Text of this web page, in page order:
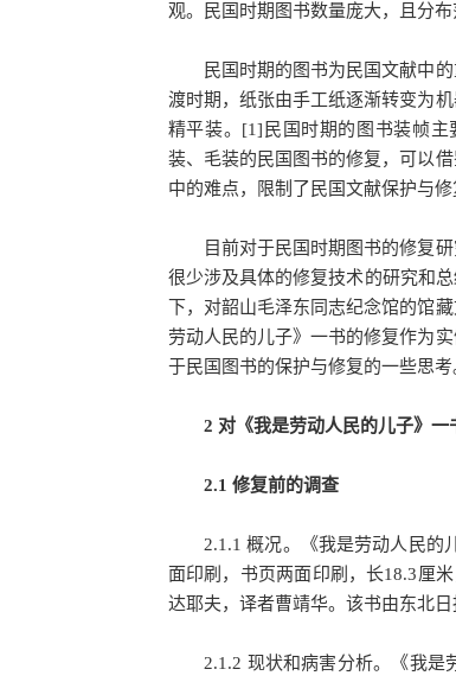
观。民国时期图书数量庞大，且分
民国时期的图书为民国文献中的
渡时期，纸张由手工纸逐渐转变为
精平装。[1]民国时期的图书装帧
装、毛装的民国图书的修复，可以
中的难点，限制了民国文献保护与修
目前对于民国时期图书的修复研
很少涉及具体的修复技术的研究和
下，对韶山毛泽东同志纪念馆的馆
劳动人民的儿子》一书的修复作为
于民国图书的保护与修复的一些思考
2 对《我是劳动人民的儿子》一
2.1 修复前的调查
2.1.1 概况。《我是劳动人民的儿
面印刷，书页两面印刷，长18.3厘
达耶夫，译者曹靖华。该书由东北
2.1.2 现状和病害分析。《我是劳